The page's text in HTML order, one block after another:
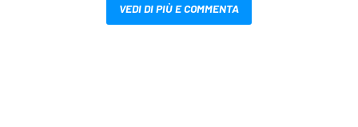
VEDI DI PIÙ E COMMENTA